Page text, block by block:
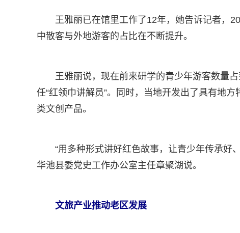
王雅丽已在馆里工作了12年，她告诉记者，
中散客与外地游客的占比在不断提升。
王雅丽说，现在前来研学的青少年游客数量
任“红领巾讲解员”。同时，当地开发出了具有地
类文创产品。
“用多种形式讲好红色故事，让青少年传承好
华池县委党史工作办公室主任章聚湖说。
文旅产业推动老区发展